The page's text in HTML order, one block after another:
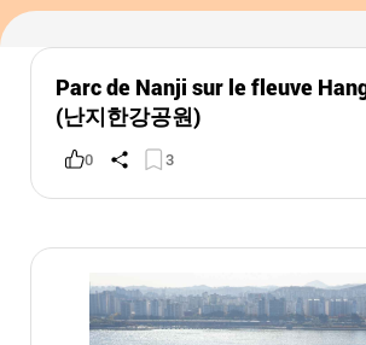
Parc de Nanji sur le fleuve
(난지한강공원)
0 3